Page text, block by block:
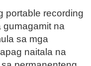
portable recording
gumagamit na
sa mga
naitala na